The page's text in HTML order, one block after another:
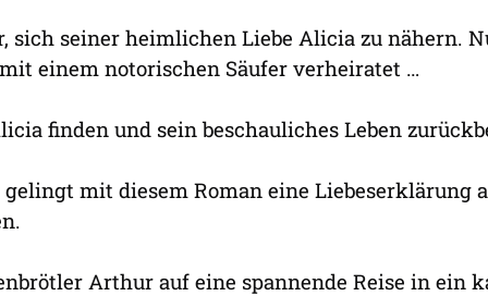
sich seiner heimlichen Liebe Alicia zu nähern.
einem notorischen Säufer verheiratet …
finden und sein beschauliches Leben
mit diesem Roman eine Liebeserklärung
Arthur auf eine spannende Reise in ein